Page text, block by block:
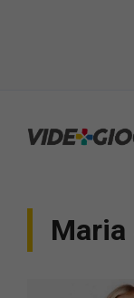
Maria